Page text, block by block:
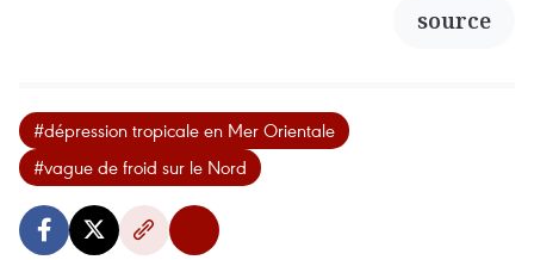
source
#dépression tropicale en Mer Orientale
#vague de froid sur le Nord